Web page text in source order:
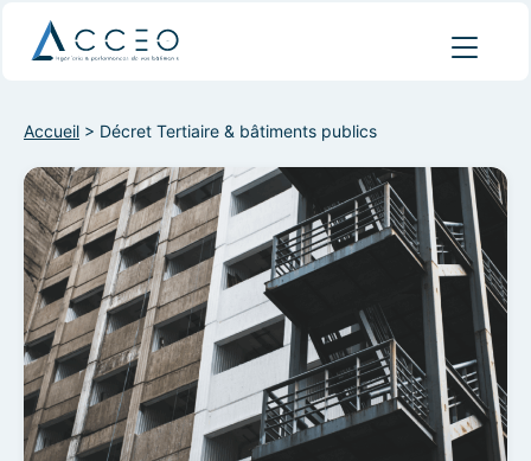
Accueil > Décret Tertiaire & bâtiments publics